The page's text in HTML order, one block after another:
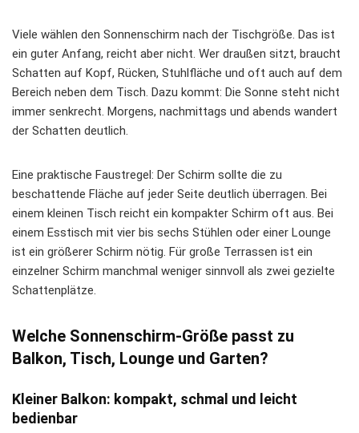
Viele wählen den Sonnenschirm nach der Tischgröße. Das ist
ein guter Anfang, reicht aber nicht. Wer draußen sitzt, braucht
Schatten auf Kopf, Rücken, Stuhlfläche und oft auch auf dem
Bereich neben dem Tisch. Dazu kommt: Die Sonne steht nicht
immer senkrecht. Morgens, nachmittags und abends wandert
der Schatten deutlich.
Eine praktische Faustregel: Der Schirm sollte die zu
beschattende Fläche auf jeder Seite deutlich überragen. Bei
einem kleinen Tisch reicht ein kompakter Schirm oft aus. Bei
einem Esstisch mit vier bis sechs Stühlen oder einer Lounge
ist ein größerer Schirm nötig. Für große Terrassen ist ein
einzelner Schirm manchmal weniger sinnvoll als zwei gezielte
Schattenplätze.
Welche Sonnenschirm-Größe passt zu
Balkon, Tisch, Lounge und Garten?
Kleiner Balkon: kompakt, schmal und leicht
bedienbar